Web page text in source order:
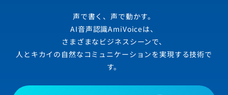
声で書く、声で動かす。
AI音声認識AmiVoiceは、
さまざまなビジネスシーンで、
人とキカイの自然なコミュニケーションを実現する技術で
す。